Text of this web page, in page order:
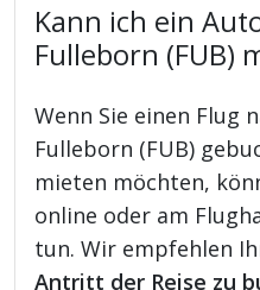
Kann ich ein
Fulleborn (FUB)
Wenn Sie einen Flug
Fulleborn (FUB)
mieten möchten,
online oder am
tun. Wir empfehlen
Antritt der Reise zu